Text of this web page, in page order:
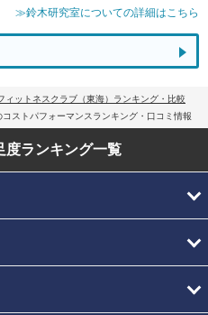
≫鈴木研究室についての詳細はこちら
ィットネスクラブ（東海）ランキング・比較
ストパフォーマンスランキング・口コミ情報
度ランキング一覧